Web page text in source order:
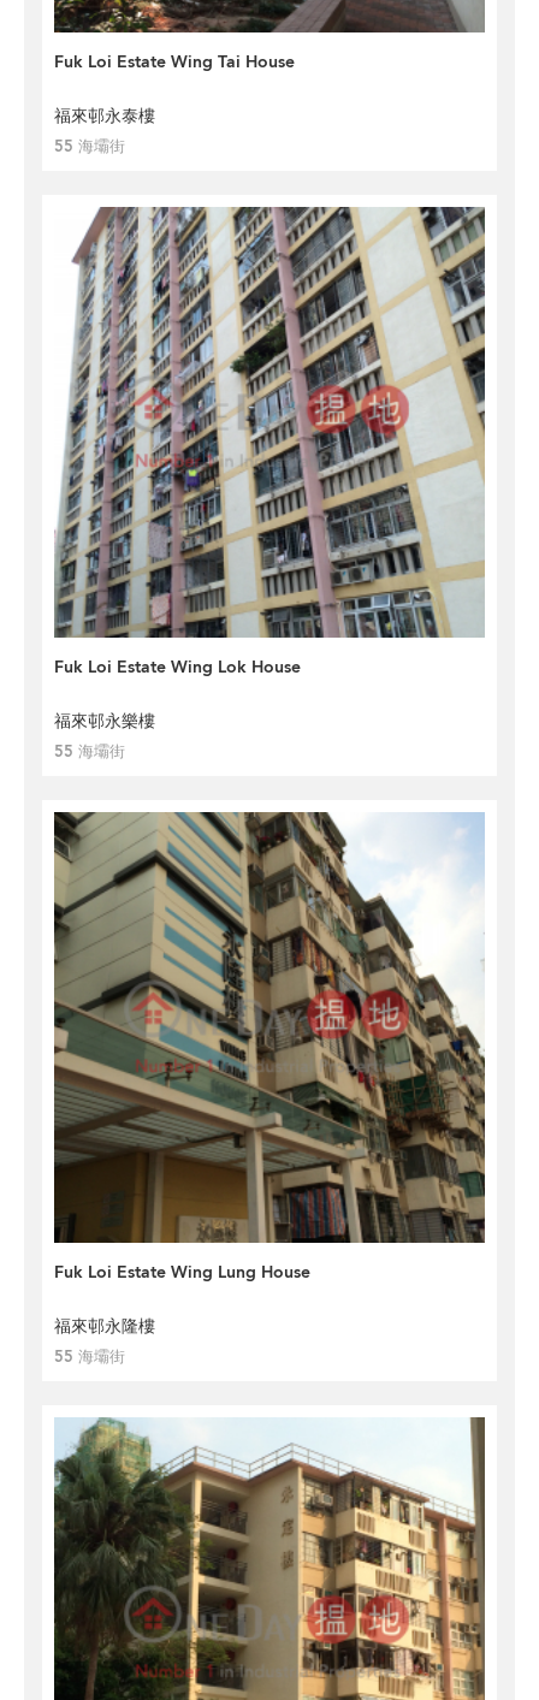
Fuk Loi Estate Wing Tai House
福來邨永泰樓
55 海壩街
Fuk Loi Estate Wing Lok House
福來邨永樂樓
55 海壩街
Fuk Loi Estate Wing Lung House
福來邨永隆樓
55 海壩街